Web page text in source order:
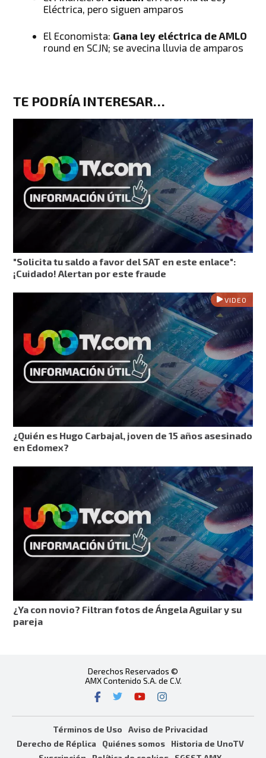
Eléctrica, pero siguen amparos
El Economista: Gana ley eléctrica de AMLO
round en SCJN; se avecina lluvia de amparos
TE PODRÍA INTERESAR…
"Solicita tu saldo a favor del SAT en este enlace":
¡Cuidado! Alertan por este fraude
VIDEO
¿Quién es Hugo Carbajal, joven de 15 años asesinado
en Edomex?
¿Ya con novio? Filtran fotos de Ángela Aguilar y su
pareja
Derechos Reservados ©
AMX Contenido S.A. de C.V.
Términos de Uso
Aviso de Privacidad
Derecho de Réplica
Quiénes somos
Historia de UnoTV